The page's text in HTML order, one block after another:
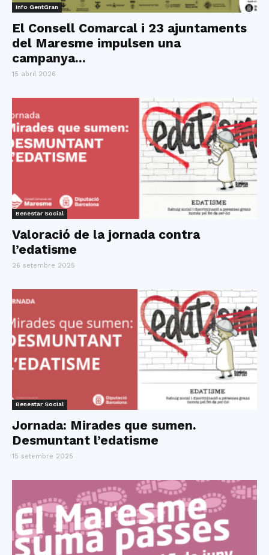
Info GentGran
El Consell Comarcal i 23 ajuntaments
del Maresme impulsen una
campanya...
15 abril 2026
Benestar Social
Valoració de la jornada contra
l’edatisme
26 setembre 2025
Benestar Social
Jornada: Mirades que sumen.
Desmuntant l’edatisme
15 setembre 2025